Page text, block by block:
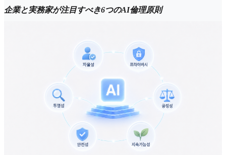
企業と実務家が注目すべき6つのAI倫理原則